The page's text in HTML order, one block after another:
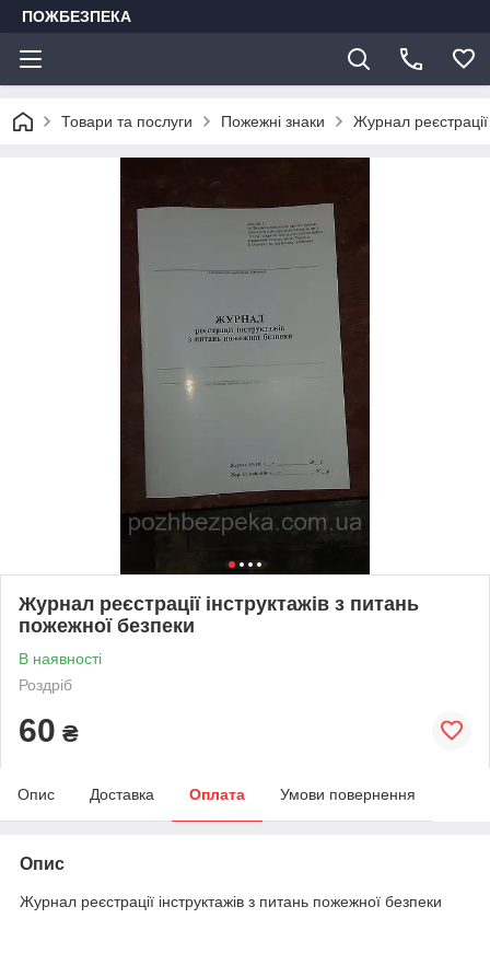
ПОЖБЕЗПЕКА
Товари та послуги Пожежні знаки Журнал
Журнал реєстрації інструктажів з питань
пожежної безпеки
В наявності
Роздріб
60 ₴
Опис Доставка Оплата Умови повернення
Опис
Журнал реєстрації інструктажів з питань пожежної безпеки